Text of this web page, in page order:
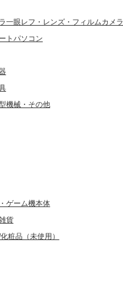
一眼レフ・レンズ・フィルムカメラ
トパソコン
機械・その他
ゲーム機本体
貨
粧品（未使用）